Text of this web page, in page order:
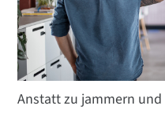
Anstatt zu jammern